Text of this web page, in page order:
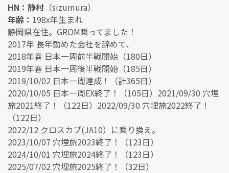
HN：静村 （sizumura）
年齢： 198x年生まれ
静岡県在住。GROM乗ってました！
2017年 長年勤めた会社を辞めて、
2018年春 日本一周前半戦開始（180日）
2019年春 日本一周後半戦開始（185日）
2019/10/02 日本一周達成！（計365日）
2020/10/05 日本一周EX終了！（105日）2021/09/30 穴埋
旅2021終了！（122日）2022/09/30 穴埋旅2022終了！
（122日）
2022/12 クロスカブ(JA10）に乗り換え。
2023/10/07 穴埋旅2023終了！（123日）
2024/10/01 穴埋旅2024終了！（123日）
2025/07/02 穴埋旅2025終了！（32日）